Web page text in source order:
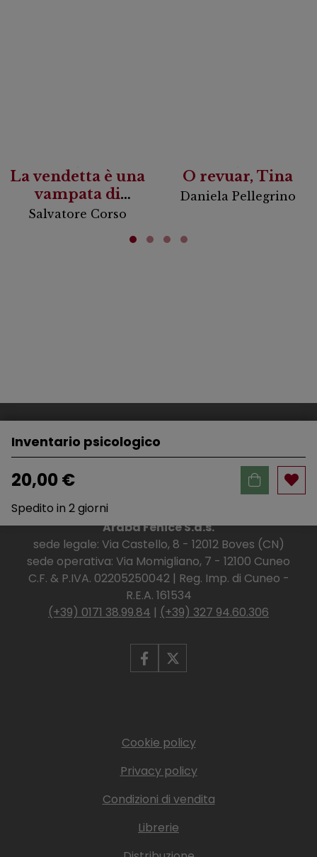
La vendetta è una
vampata di
scirocco
Salvatore Corso
O revuar, Tina
Daniela Pellegrino
Inventario psicologico
20,00 €
Spedito in 2 giorni
Araba Fenice S.a.s.
sede legale: Via Castello, 8 - 12012 Boves (CN)
sede operativa: Via Momigliano, 7 - 12100 Cuneo
C.F. & P.IVA. 02205250042 | Reg. Imp. di Cuneo -
R.E.A. 161534
(+39) 0171 38.99.84 | (+39) 327 94.60.306
Cookie policy
Privacy policy
Condizioni di vendita
Librerie